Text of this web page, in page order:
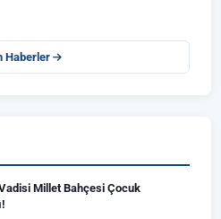
Haberler
Millet Bahçesi Çocuk